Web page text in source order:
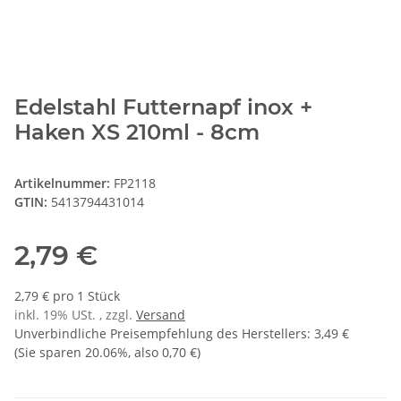
Edelstahl Futternapf inox +
Haken XS 210ml - 8cm
Artikelnummer: FP2118
GTIN: 5413794431014
2,79 €
2,79 € pro 1 Stück
inkl. 19% USt. , zzgl. Versand
Unverbindliche Preisempfehlung des Herstellers: 3,49 €
(Sie sparen 20.06%, also 0,70 €)